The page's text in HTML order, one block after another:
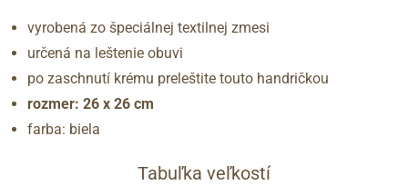
vyrobená zo špeciálnej textilnej zmesi
určená na leštenie obuvi
po zaschnutí krému preleštite touto handričkou
rozmer: 26 x 26 cm
farba: biela
Tabuľka veľkostí